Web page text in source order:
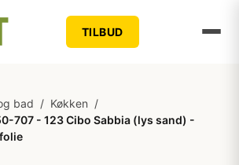
TILBUD
bad / Køkken /
707 - 123 Cibo Sabbia (lys sand) -